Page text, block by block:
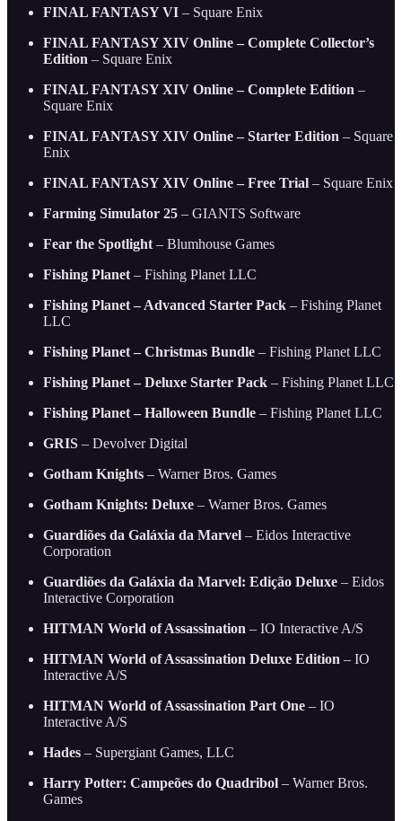
FINAL FANTASY VI – Square Enix
FINAL FANTASY XIV Online – Complete Collector’s
Edition – Square Enix
FINAL FANTASY XIV Online – Complete Edition –
Square Enix
FINAL FANTASY XIV Online – Starter Edition – Square
Enix
FINAL FANTASY XIV Online – Free Trial – Square Enix
Farming Simulator 25 – GIANTS Software
Fear the Spotlight – Blumhouse Games
Fishing Planet – Fishing Planet LLC
Fishing Planet – Advanced Starter Pack – Fishing Planet
LLC
Fishing Planet – Christmas Bundle – Fishing Planet LLC
Fishing Planet – Deluxe Starter Pack – Fishing Planet LLC
Fishing Planet – Halloween Bundle – Fishing Planet LLC
GRIS – Devolver Digital
Gotham Knights – Warner Bros. Games
Gotham Knights: Deluxe – Warner Bros. Games
Guardiões da Galáxia da Marvel – Eidos Interactive
Corporation
Guardiões da Galáxia da Marvel: Edição Deluxe – Eidos
Interactive Corporation
HITMAN World of Assassination – IO Interactive A/S
HITMAN World of Assassination Deluxe Edition – IO
Interactive A/S
HITMAN World of Assassination Part One – IO
Interactive A/S
Hades – Supergiant Games, LLC
Harry Potter: Campeões do Quadribol – Warner Bros.
Games